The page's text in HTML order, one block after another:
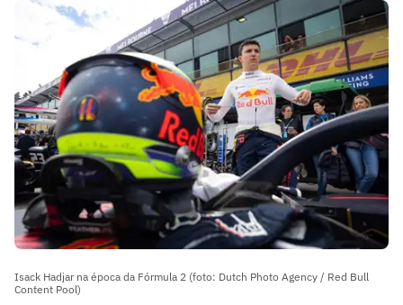
Isack Hadjar na época da Fórmula 2 (foto: Dutch Photo Agency / Red Bull
Content Pool)